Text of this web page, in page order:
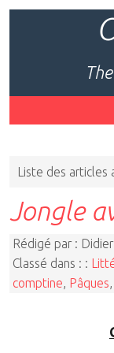
Liste des articles
Jongle
Rédigé par :
Classé dans : :
comptine Pâques